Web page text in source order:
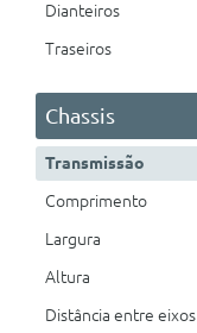
Dianteiros
Traseiros
Chassis
Transmissão
Comprimento
Largura
Altura
Distância entre eixos